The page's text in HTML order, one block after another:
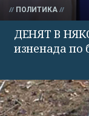
ПОЛИТИКА
ДЕНЯТ В
изненада по